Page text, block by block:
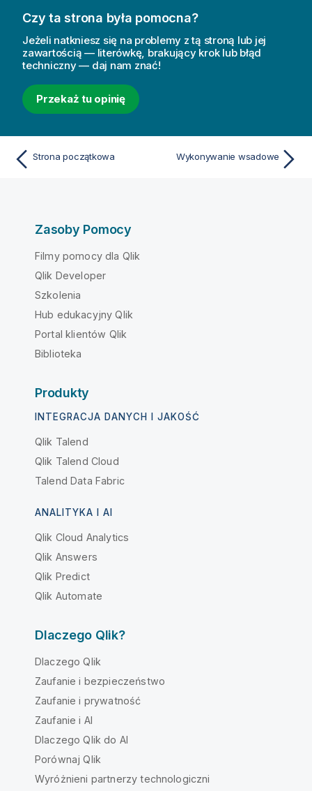
c
a
Czy ta strona była pomocna?
Jeżeli natkniesz się na problemy z tą stroną lub jej
zawartością — literówkę, brakujący krok lub błąd
techniczny — daj nam znać!
Przekaż tu opinię
Strona początkowa Wykonywanie wsadowe
Zasoby Pomocy
Filmy pomocy dla Qlik
Qlik Developer
Szkolenia
Hub edukacyjny Qlik
Portal klientów Qlik
Biblioteka
Produkty
INTEGRACJA DANYCH I JAKOŚĆ
Qlik Talend
Qlik Talend Cloud
Talend Data Fabric
ANALITYKA I AI
Qlik Cloud Analytics
Qlik Answers
Qlik Predict
Qlik Automate
Dlaczego Qlik?
Dlaczego Qlik
Zaufanie i bezpieczeństwo
Zaufanie i prywatność
Zaufanie i AI
Dlaczego Qlik do AI
Porównaj Qlik
Wyróżnieni partnerzy technologiczni